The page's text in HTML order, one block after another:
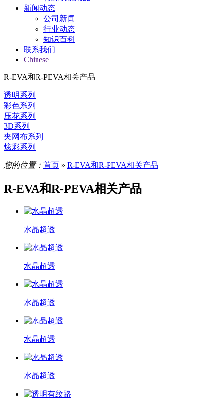
新闻动态
公司新闻
行业动态
知识百科
联系我们
Chinese
R-EVA和R-PEVA相关产品
透明系列
彩色系列
压花系列
3D系列
夹网布系列
炫彩系列
您的位置： 首页 » R-EVA和R-PEVA相关产品
R-EVA和R-PEVA相关产品
水晶超透
水晶超透
水晶超透
水晶超透
水晶超透